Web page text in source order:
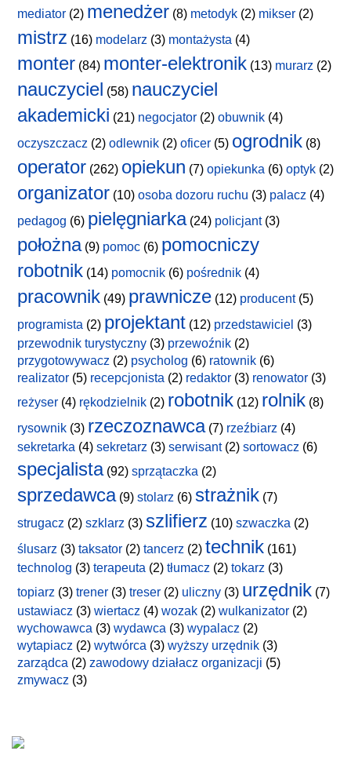
mediator (2) menedżer (8) metodyk (2) mikser (2)
mistrz (16) modelarz (3) montażysta (4)
monter (84) monter-elektronik (13) murarz (2)
nauczyciel (58) nauczyciel
akademicki (21) negocjator (2) obuwnik (4)
oczyszczacz (2) odlewnik (2) oficer (5) ogrodnik (8)
operator (262) opiekun (7) opiekunka (6) optyk (2)
organizator (10) osoba dozoru ruchu (3) palacz (4)
pedagog (6) pielęgniarka(24) policjant(3)
położna(9) pomoc (6) pomocniczy
robotnik (14) pomocnik (6) pośrednik (4)
pracownik (49) prawnicze (12) producent(5)
programista (2) projektant (12) przedstawiciel (3)
przewodnik turystyczny (3) przewoźnik (2)
przygotowywacz (2) psycholog (6) ratownik (6)
realizator (5) recepcjonista (2) redaktor (3) renowator (3)
reżyser (4) rękodzielnik (2) robotnik (12) rolnik (8)
rysownik (3) rzeczoznawca(7) rzeźbiarz (4)
sekretarka (4) sekretarz (3) serwisant(2) sortowacz (6)
specjalista(92) sprzątaczka (2)
sprzedawca(9) stolarz (6) strażnik (7)
strugacz (2) szklarz (3) szlifierz (10) szwaczka (2)
ślusarz (3) taksator (2) tancerz (2) technik (161)
technolog (3) terapeuta (2) tłumacz (2) tokarz (3)
topiarz (3) trener (3) treser (2) uliczny (3) urzędnik (7)
ustawiacz (3) wiertacz (4) wozak (2) wulkanizator (2)
wychowawca (3) wydawca (3) wypalacz (2)
wytapiacz (2) wytwórca (3) wyższy urzędnik (3)
zarządca (2) zawodowy działacz organizacji (5)
zmywacz (3)